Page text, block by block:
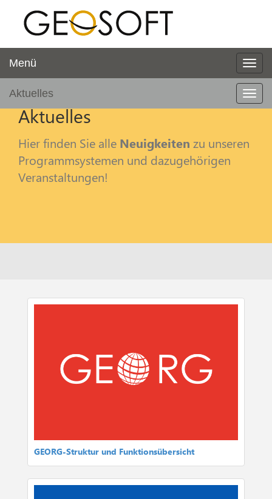
Menü
Aktuelles
Aktuelles
Hier finden Sie alle Neuigkeiten zu unseren
Programmsystemen und dazugehörigen
Veranstaltungen!
GEORG-Struktur und Funktionsübersicht